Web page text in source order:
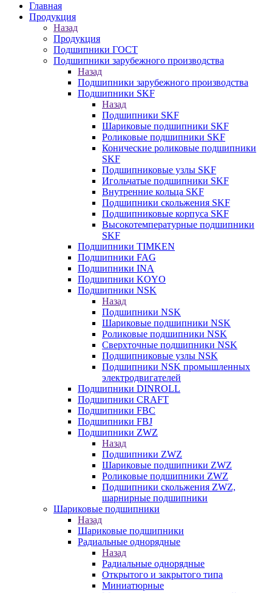
Главная
Продукция
Назад
Продукция
Подшипники ГОСТ
Подшипники зарубежного производства
Назад
Подшипники зарубежного производства
Подшипники SKF
Назад
Подшипники SKF
Шариковые подшипники SKF
Роликовые подшипники SKF
Конические роликовые подшипники
SKF
Подшипниковые узлы SKF
Игольчатые подшипники SKF
Внутренние кольца SKF
Подшипники скольжения SKF
Подшипниковые корпуса SKF
Высокотемпературные подшипники
SKF
Подшипники TIMKEN
Подшипники FAG
Подшипники INA
Подшипники KOYO
Подшипники NSK
Назад
Подшипники NSK
Шариковые подшипники NSK
Роликовые подшипники NSK
Сверхточные подшипники NSK
Подшипниковые узлы NSK
Подшипники NSK промышленных
электродвигателей
Подшипники DINROLL
Подшипники CRAFT
Подшипники FBC
Подшипники FBJ
Подшипники ZWZ
Назад
Подшипники ZWZ
Шариковые подшипники ZWZ
Роликовые подшипники ZWZ
Подшипники скольжения ZWZ,
шарнирные подшипники
Шариковые подшипники
Назад
Шариковые подшипники
Радиальные однорядные
Назад
Радиальные однорядные
Открытого и закрытого типа
Миниатюрные